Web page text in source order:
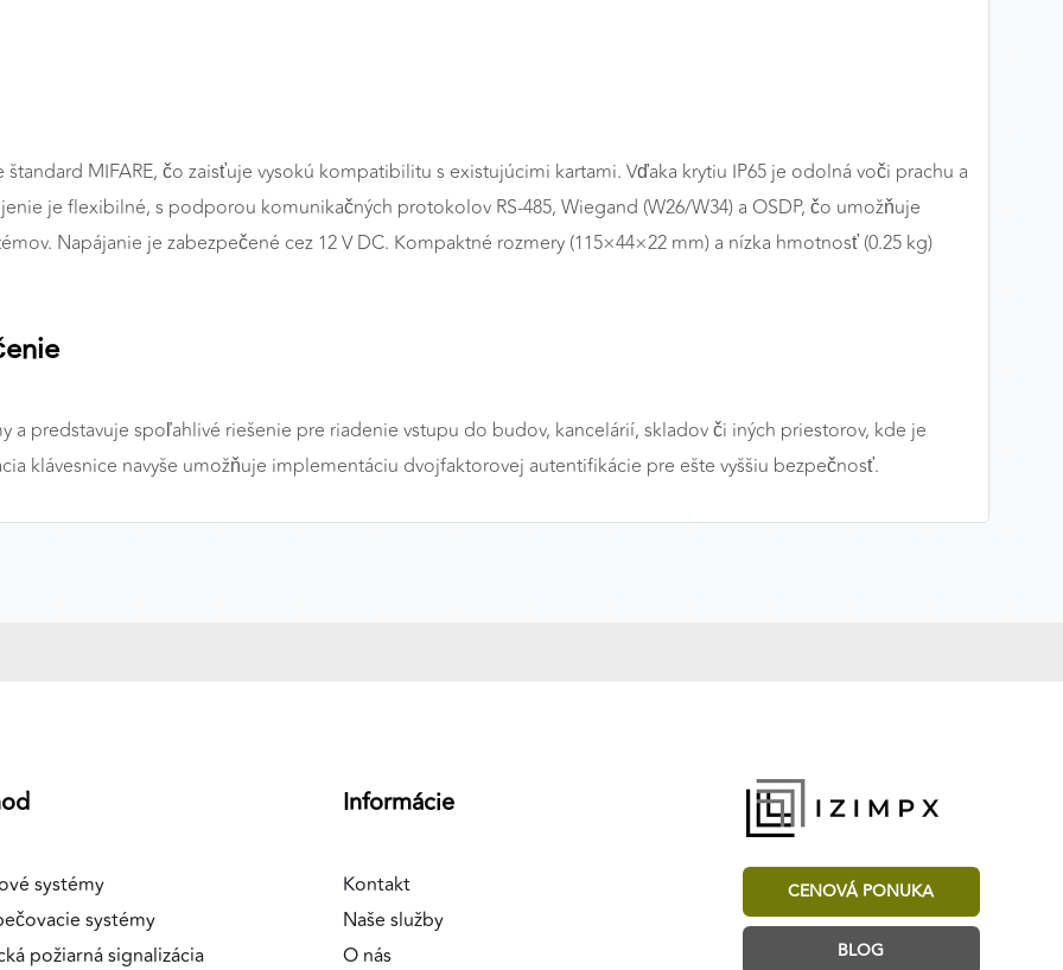
MIFARE, čo zaisťuje vysokú kompatibilitu s existujúcimi kartami. Vďaka krytiu IP65 je odolná voči prachu a
je flexibilné, s podporou komunikačných protokolov RS-485, Wiegand (W26/W34) a OSDP, čo umožňuje
Napájanie je zabezpečené cez 12 V DC. Kompaktné rozmery (115×44×22 mm) a nízka hmotnosť (0.25 kg)
a predstavuje spoľahlivé riešenie pre riadenie vstupu do budov, kancelárií, skladov či iných priestorov, kde je
klávesnice navyše umožňuje implementáciu dvojfaktorovej autentifikácie pre ešte vyššiu bezpečnosť.
systémy
systémy
požiarná signalizácia
Informácie
Kontakt
Naše služby
O nás
CENOVÁ PONUKA
BLOG